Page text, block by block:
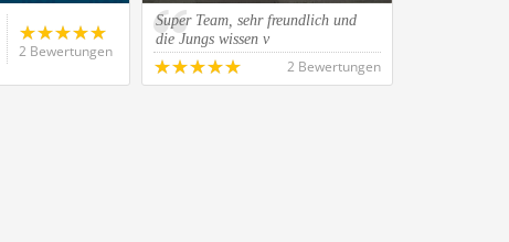
2 Bewertungen
Super Team, sehr freundlich und
die Jungs wissen v
2 Bewertungen